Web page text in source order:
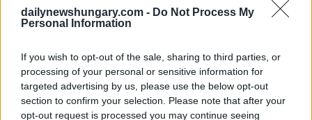
dailynewshungary.com - Do Not Process My
Personal Information
If you wish to opt-out of the sale, sharing to third parties, or
processing of your personal or sensitive information for
targeted advertising by us, please use the below opt-out
section to confirm your selection. Please note that after your
opt-out request is processed you may continue seeing
Quelle:Lázár János
Obwohl sie in Ungarn neu sind, sind
Fahrgemeinschaftsspuren in Ländern wie den Vereinigten
Staaten und Kanada, wo sie sich oft über Tausende von
Kilometern erstrecken, gut eingeführt. In einigen Fällen sind
diese Fahrspuren räumlich getrennt und können sogar je nach